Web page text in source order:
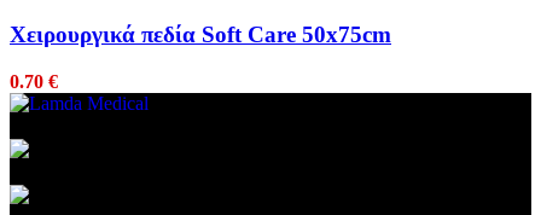
Χειρουργικά πεδία Soft Care 50x75cm
0.70 €